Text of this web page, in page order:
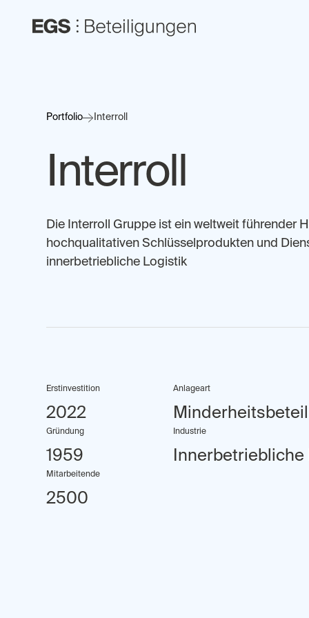
Portfolio Interroll
Interroll
Die Interroll Gruppe ist ein weltweit führender
hochqualitativen Schlüsselprodukten und
innerbetriebliche Logistik
Erstinvestition
2022
Gründung
1959
Mitarbeitende
2500
Anlageart
Industrie